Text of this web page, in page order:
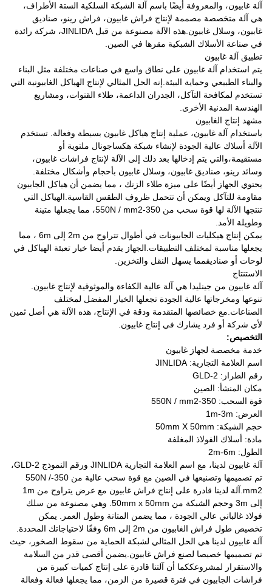
آلة غابيون، والمعروفة أيضًا باسم آلة الشبكة السلكية الستة الأطراف،
هي آلة متخصصة مصممة لإنتاج فراش غابيون، فراش رينو، صناديق
غابيون، وسلال غابيون.هذه الآلة مصنوعة من قبل JINLIDA، شركة رائدة
في صناعة الأسلاك الشبكية مقرها في الصين.
تطبيق آلة غابيون
يتم استخدام آلة غابيون على نطاق واسع في صناعات مختلفة مثل البناء
والبناء الطبيعي وحماية البيئة.إنه الحل المثالي لإنتاج الهياكل الغابيونية التي
تستخدم لمكافحة التآكل، الجدران الداعمة، طلاء القنوات، ومشاريع
الهندسة المدنية الأخرى.
مشهد إنتاج الغابيون
باستخدام آلة غابيون، عملية إنتاج هياكل غابيون بسيطة وفعالة. تستخدم
الآلة أسلاك عالية الجودة لإنشاء شبكة هكساجونال ملتوية أو
مستقيمة،والتي يتم إدخالها بعد ذلك إلى الآلة لإنتاج فراشات غابيون،
وسائد رينو، صناديق غابيون، وسلال غابيون بأحجام وأشكال مختلفة.
يحتوي الجهاز أيضًا على ميزة طلاء الزنك ، مما يضمن أن هياكل الجابيون
مقاومة للتآكل ويمكن أن تتحمل ظروف الطقس القاسية.الهياكل التي
تنتجها الآلة لها قوة سحب من 350-550N / mm2، مما يجعلها متينة
وطويلة الأمد.
يمكن إنتاج هيكليات الجابيونات في أطوال تتراوح من 2m إلى 6m ، مما
يجعلها مناسبة لمختلف التطبيقات.الجهاز يقدم أيضا خيار تعبئة الهياكل في
لوحات أو صناديقمما يسهل النقل والتخزين.
الاستنتاج
آلة غابيون من جينليدا هي آلة عالية الكفاءة والموثوقية لإنتاج غابيون.
تنوعها ومخرجاتها عالية الجودة تجعلها الخيار المفضل لمختلف
الصناعات.مع خصائصها المتقدمة ودقة في الإنتاج، هذه الآلة هي أصل ثمين
لأي شركة أو فرد يشارك في إنتاج غابيون.
التخصيص:
خدمة مخصصة لجهاز غابيون
اسم العلامة التجارية: JINLIDA
رقم الطراز: GLD-2
مكان المنشأ: الصين
قوة السحب: 350-550N / mm2
العرض: 1m-3m
حجم الشبكة: 50mm X 50mm
مادة: أسلاك الفولاذ المغلفة
الطول: 2m-6m
آلة غابيون لدينا، مع اسم العلامة التجارية JINLIDA ورقم النموذج GLD-2،
تم تصميمها وتصنيعها في الصين مع قوة سحب عالية من 350-550N /
mm2.آلة لدينا قادرة على إنتاج فراش غابيون مع عرض يتراوح من 1m
إلى 3m وحجم الشبكة من 50mm x 50mm. وهي مصنوعة من سلك
فولاذ غالباني عالي الجودة ، مما يضمن المتانة وطول العمر. يمكن
تخصيص طول فراش الغابيون من 2m إلى 6m وفقًا لاحتياجاتك المحددة.
آلة غابيون لدينا هي الحل المثالي لشبكة الحماية من سقوط الصخور، حيث
تم تصميمها خصيصا لصنع فراش غابيون.يضمن أقصى قدر من السلامة
والاستقرار لمشروعككما أن آلتنا قادرة على إنتاج كميات كبيرة من
فراشات الجابيون في فترة قصيرة من الزمن، مما يجعلها فعالة وفعالة